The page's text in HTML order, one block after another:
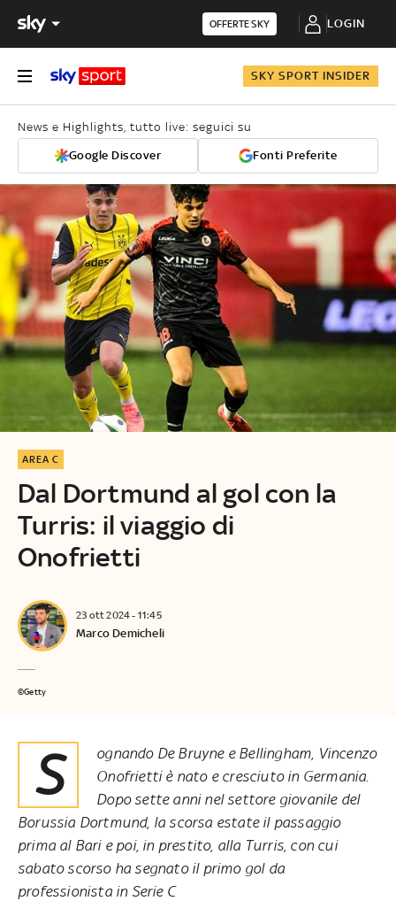
OFFERTE SKY LOGIN
SKY SPORT INSIDER
News e Highlights, tutto live: seguici su
Google Discover Fonti Preferite
Dal Dortmund al gol con la
Turris: il viaggio di
Onofrietti
AREA C
23 ott 2024 - 11:45
Marco Demicheli
©Getty
Sognando De Bruyne e Bellingham, Vincenzo
Onofrietti è nato e cresciuto in Germania.
Dopo sette anni nel settore giovanile del
Borussia Dortmund, la scorsa estate il passaggio
prima al Bari e poi, in prestito, alla Turris, con cui
sabato scorso ha segnato il primo gol da
professionista in Serie C